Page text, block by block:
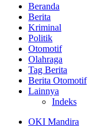
Beranda
Berita
Kriminal
Politik
Otomotif
Olahraga
Tag Berita
Berita Otomotif
Lainnya
Indeks
OKI Mandira